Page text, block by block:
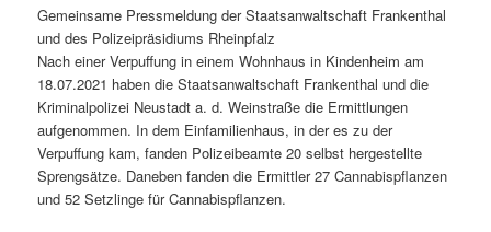
Gemeinsame Pressmeldung der Staatsanwaltschaft Frankenthal
und des Polizeipräsidiums Rheinpfalz
Nach einer Verpuffung in einem Wohnhaus in Kindenheim am
18.07.2021 haben die Staatsanwaltschaft Frankenthal und die
Kriminalpolizei Neustadt a. d. Weinstraße die Ermittlungen
aufgenommen. In dem Einfamilienhaus, in der es zu der
Verpuffung kam, fanden Polizeibeamte 20 selbst hergestellte
Sprengsätze. Daneben fanden die Ermittler 27 Cannabispflanzen
und 52 Setzlinge für Cannabispflanzen.